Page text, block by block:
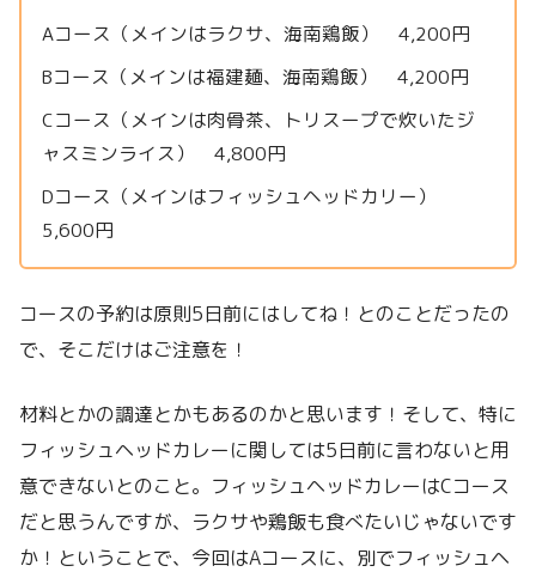
Aコース（メインはラクサ、海南鶏飯） 4,200円
Bコース（メインは福建麺、海南鶏飯） 4,200円
Cコース（メインは肉骨茶、トリスープで炊いたジ
ャスミンライス） 4,800円
Dコース（メインはフィッシュヘッドカリー）
5,600円
コースの予約は原則5日前にはしてね！とのことだったの
で、そこだけはご注意を！
材料とかの調達とかもあるのかと思います！そして、特に
フィッシュヘッドカレーに関しては5日前に言わないと用
意できないとのこと。フィッシュヘッドカレーはCコース
だと思うんですが、ラクサや鶏飯も食べたいじゃないです
か！ということで、今回はAコースに、別でフィッシュヘ